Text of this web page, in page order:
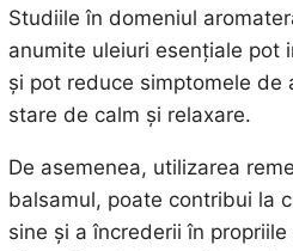
Studiile în domeniul
anumite uleiuri esențiale pot
și pot reduce simptomele de
stare de calm și relaxare.
De asemenea, utilizarea
balsamul, poate contribui la
sine și a încrederii în